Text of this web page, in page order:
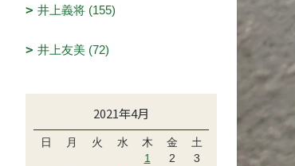
井上義将 (155)
井上友美 (72)
2021年4月
日 月 火 水 木 金
土
1
2
3